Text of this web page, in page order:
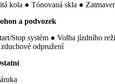
kola ● Tónovaná skla ●
a podvozek
Stop systém ● Volba jízdního
odpružení